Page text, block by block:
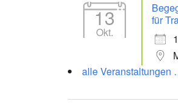
13
Okt.
für
alle Veranstaltungen